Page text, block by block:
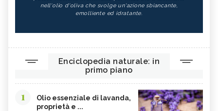
nell'olio d'oliva che svolge un'azione sbiancante,
emolliente ed idratante.
Enciclopedia naturale: in
primo piano
1
Olio essenziale di lavanda,
proprietà e ...